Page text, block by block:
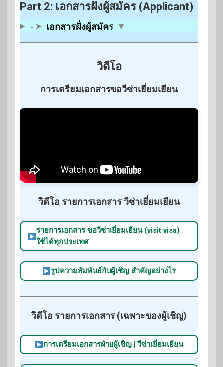
Part 2: เอกสารฝั่งผู้สมัคร (Applicant)
⬩➤ เอกสารฝั่งผู้สมัคร ▼
วิดีโอ
การเตรียมเอกสารขอวีซ่าเยี่ยมเยียน
วิดีโอ รายการเอกสาร วีซ่าเยี่ยมเยียน
รายการเอกสาร ขอวีซ่าเยี่ยมเยียน (visit visa)
ใช้ได้ทุกประเทศ
รูปความสัมพันธ์กับผู้เชิญ สำคัญอย่างไร
วิดีโอ รายการเอกสาร (เฉพาะของผู้เชิญ)
การเตรียมเอกสารฝ่ายผู้เชิญ | วีซ่าเยี่ยมเยียน